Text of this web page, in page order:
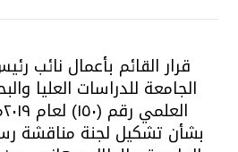
قرار القائم بأعمال نائب
الجامعة للدراسات العليا
بشأن تشكيل لجنة مناقشة